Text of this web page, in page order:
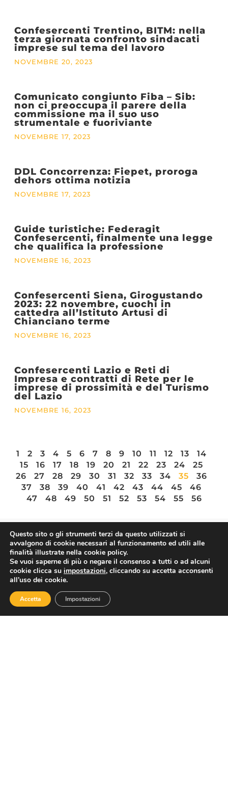
Confesercenti Trentino, BITM: nella
terza giornata confronto sindacati
imprese sul tema del lavoro
NOVEMBRE 20, 2023
Comunicato congiunto Fiba – Sib:
non ci preoccupa il parere della
commissione ma il suo uso
strumentale e fuoriviante
NOVEMBRE 17, 2023
DDL Concorrenza: Fiepet, proroga
dehors ottima notizia
NOVEMBRE 17, 2023
Guide turistiche: Federagit
Confesercenti, finalmente una legge
che qualifica la professione
NOVEMBRE 16, 2023
Confesercenti Siena, Girogustando
2023: 22 novembre, cuochi in
cattedra all’Istituto Artusi di
Chianciano terme
NOVEMBRE 16, 2023
Confesercenti Lazio e Reti di
Impresa e contratti di Rete per le
imprese di prossimità e del Turismo
del Lazio
NOVEMBRE 16, 2023
1 2 3 4 5 6 7 8 9 10 11 12 13
14
15
16 17 18 19 20 21 22 23 24
25
26
27 28 29 30 31 32 33 34 35
36
37
38 39 40 41 42 43 44 45
46
47
48 49 50 51 52 53 54 55 56
ASSOTURISMO
Contatti
Questo sito o gli strumenti terzi da questo utilizzati si
avvalgono di cookie necessari al funzionamento ed utili alle
finalità illustrate nella cookie policy.
Se vuoi saperne di più o negare il consenso a tutti o ad alcuni
cookie clicca su impostazioni, cliccando su accetta acconsenti
all’uso dei cookie.
Accetta Impostazioni